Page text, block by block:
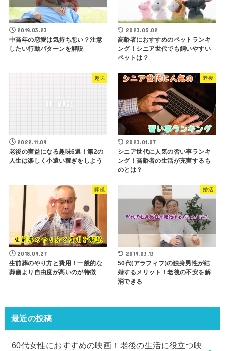
2019.03.23
中高年の恋愛は気持ち悪い？注意
したい行動パターンを解説
2023.05.02
高齢者におすすめのペットランキ
ング！シニア世代でも飼いやすい
ペットは？
趣味
2022.11.09
老後の実益になる趣味6選！第2の
人生は楽しく小遣い稼ぎをしよう
老後
2023.01.07
シニア世代に人気の習い事ランキ
ング！高齢者の生活が充実するも
のとは？
葬儀
2018.09.27
生前葬のやり方と費用！一般的な
葬儀より自由度が高いのが特徴
婚活
2019.03.13
50代(アラフィフ)の独身男性が結
婚するメリット！老後の不安を解
消できる
最近の投稿
60代女性におすすめの映画！老後の生活に役立つ映